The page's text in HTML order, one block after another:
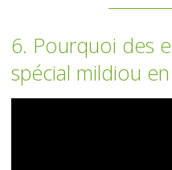
6. Pourquoi des
spécial mildiou